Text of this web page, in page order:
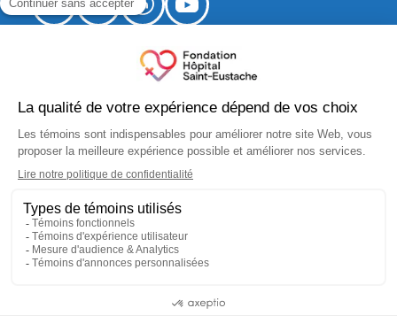
520, boulevard Arthur-Sauvé,
local CS-012
Saint-Eustache (Québec) J7R 5B1
fondation.hse@ssss.gouv.qc.ca
No organisme de bienfaisance :
10183 5445 RR0001